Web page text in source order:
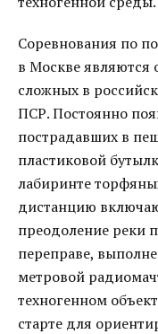
Соревнования по
в Москве
сложных в
ПСР. Постоянно
пострадавших в
пластиковой
лабиринте
дистанцию
преодоление реки
переправе,
метровой
техногенном
старте для